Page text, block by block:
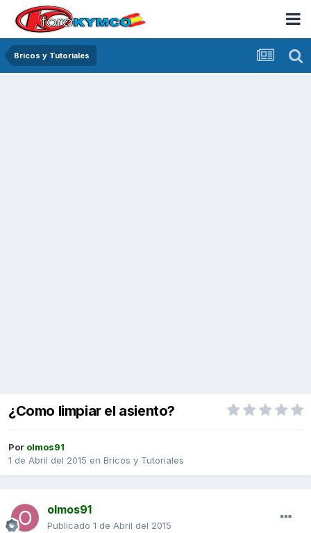
Bricos y Tutoriales
¿Como limpiar el asiento?
Por olmos91
1 de Abril del 2015 en Bricos y Tutoriales
olmos91
Publicado 1 de Abril del 2015